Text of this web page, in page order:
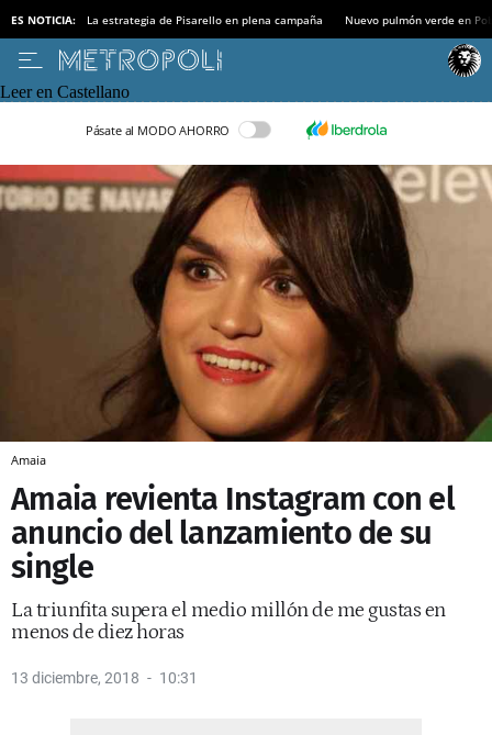
ES NOTICIA: La estrategia de Pisarello en plena campaña Nuevo pulmón verde en
Leer en Castellano
Pásate al MODO AHORRO
Amaia
Amaia revienta Instagram con el
anuncio del lanzamiento de su
single
La triunfita supera el medio millón de me gustas en
menos de diez horas
13 diciembre, 2018 10:31